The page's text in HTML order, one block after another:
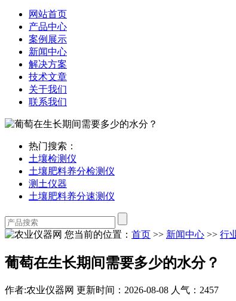
网站首页
产品中心
案例展示
新闻中心
解决方案
技术文章
关于我们
联系我们
热门搜索：
土壤检测仪
土壤肥料养分检测仪
测土仪器
土壤肥料养分速测仪
您当前的位置： 首页 >> 新闻中心 >> 行
葡萄在生长期间需要多少的水分？
作者:农业仪器网 更新时间：2026-08-08 人气：2457